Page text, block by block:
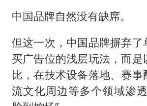
中国品牌自然没有缺席。
但这一次，中国品牌摒弃了
买广告位的浅层玩法，而是
比，在技术设备落地、赛事
流文化周边等多个领域渗